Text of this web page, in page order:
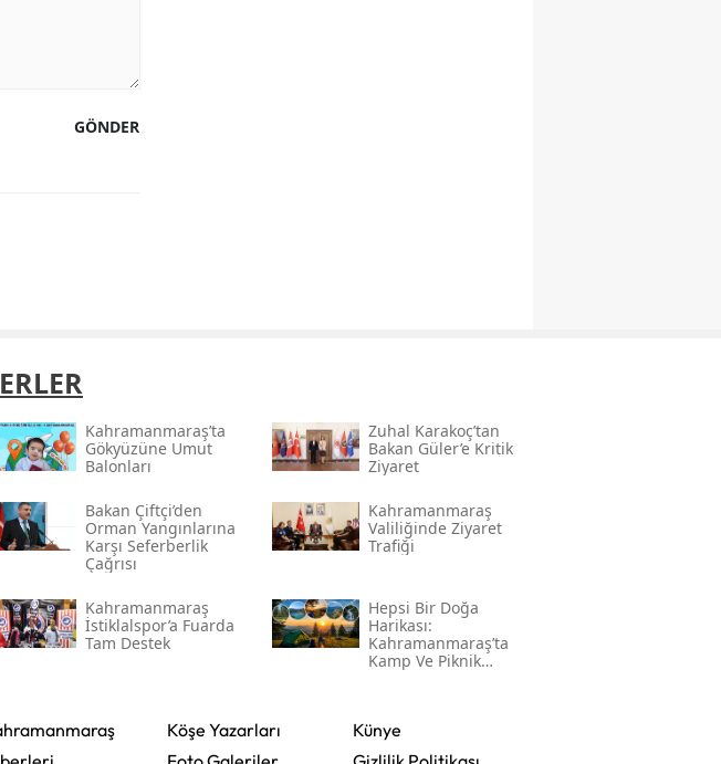
GÖNDER
Kahramanmaraş’ta
Gökyüzüne Umut
Balonları
Zuhal Karakoç’tan
Bakan Güler’e Kritik
Ziyaret
Bakan Çiftçi’den
Orman Yangınlarına
Karşı Seferberlik
Çağrısı
Kahramanmaraş
Valiliğinde Ziyaret
Trafiği
Kahramanmaraş
İstiklalspor’a Fuarda
Tam Destek
Hepsi Bir Doğa
Harikası:
Kahramanmaraş’ta
Kamp Ve Piknik
Köşe Yazarları
Künye